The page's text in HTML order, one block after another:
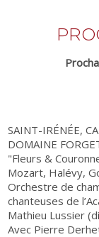
SAINT-IRÉNÉE,
DOMAINE
"Fleurs &
Mozart, Halévy,
Orchestre de
chanteuses de
Mathieu Lussier
Avec Pierre